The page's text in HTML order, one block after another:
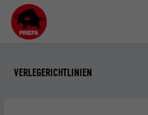
VERLEGERICHTLINIEN